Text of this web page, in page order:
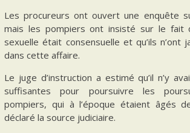
Les procureurs ont ouvert une enquête
mais les pompiers ont insisté sur le fait
sexuelle était consensuelle et qu’ils n’ont
dans cette affaire.
Le juge d’instruction a estimé qu’il n’y
suffisantes pour poursuivre les
pompiers, qui à l’époque étaient âgés
déclaré la source judiciaire.